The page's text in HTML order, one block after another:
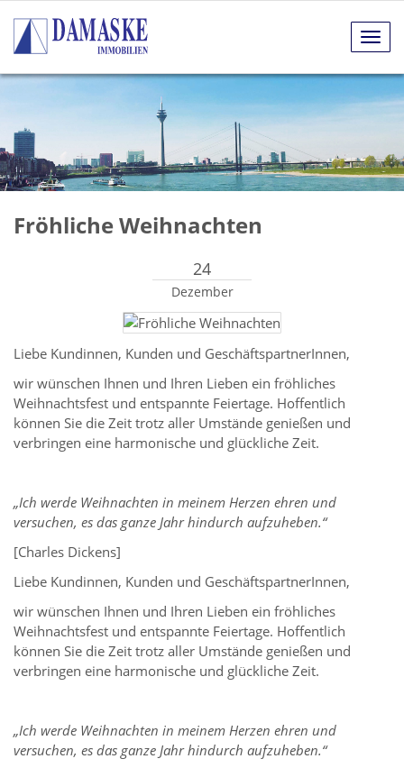
Fröhliche Weihnachten
24
Dezember
Liebe Kundinnen, Kunden und GeschäftspartnerInnen,
wir wünschen Ihnen und Ihren Lieben ein fröhliches
Weihnachtsfest und entspannte Feiertage. Hoffentlich
können Sie die Zeit trotz aller Umstände genießen und
verbringen eine harmonische und glückliche Zeit.
„Ich werde Weihnachten in meinem Herzen ehren und
versuchen, es das ganze Jahr hindurch aufzuheben.“
[Charles Dickens]
Liebe Kundinnen, Kunden und GeschäftspartnerInnen,
wir wünschen Ihnen und Ihren Lieben ein fröhliches
Weihnachtsfest und entspannte Feiertage. Hoffentlich
können Sie die Zeit trotz aller Umstände genießen und
verbringen eine harmonische und glückliche Zeit.
„Ich werde Weihnachten in meinem Herzen ehren und
versuchen, es das ganze Jahr hindurch aufzuheben.“